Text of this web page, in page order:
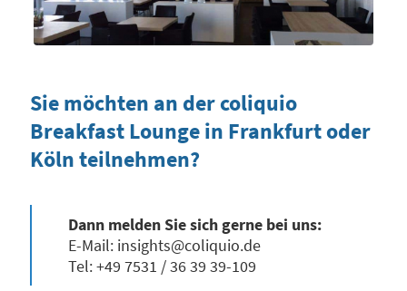
Sie möchten an der coliquio
Breakfast Lounge in Frankfurt oder
Köln teilnehmen?
Dann melden Sie sich gerne bei uns:
E-Mail: insights@coliquio.de
Tel: +49 7531 / 36 39 39-109